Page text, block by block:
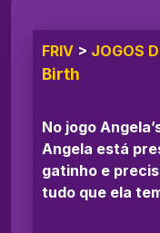
FRIV > JOGOS
Birth
No jogo
Angela está
gatinho e
tudo que ela